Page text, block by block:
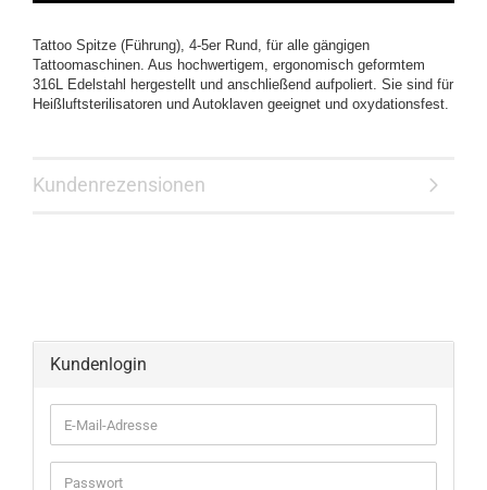
Tattoo Spitze (Führung), 4-5er Rund, für alle gängigen
Tattoomaschinen. Aus hochwertigem, ergonomisch geformtem
316L Edelstahl hergestellt und anschließend aufpoliert. Sie sind für
Heißluftsterilisatoren und Autoklaven geeignet und oxydationsfest.
Kundenrezensionen
Kundenlogin
E-
Mail-
Adresse
Passwort